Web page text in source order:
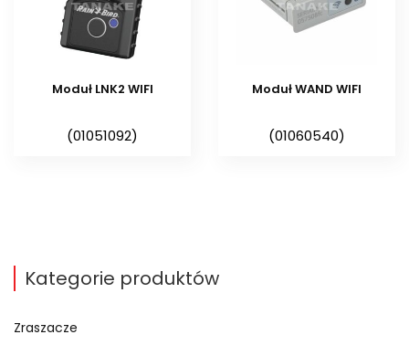
Moduł LNK2 WIFI
(01051092)
Moduł WAND WIFI
(01060540)
Kategorie produktów
Zraszacze